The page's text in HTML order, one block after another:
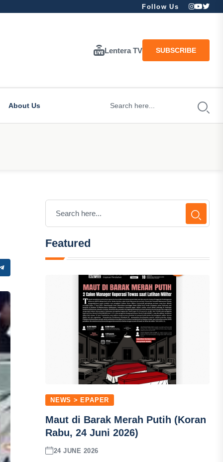
Follow Us
Lentera TV SUBSCRIBE
About Us
Featured
NEWS > EPAPER
Maut di Barak Merah Putih (Koran
Rabu, 24 Juni 2026)
24 JUNE 2026